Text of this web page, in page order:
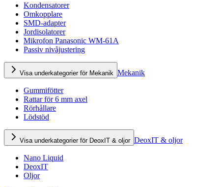
Kondensatorer
Omkopplare
SMD-adapter
Jordisolatorer
Mikrofon Panasonic WM-61A
Passiv nivåjustering
Visa underkategorier för Mekanik Mekanik
Gummifötter
Rattar för 6 mm axel
Rörhållare
Lödstöd
Visa underkategorier för DeoxIT & oljor DeoxIT & oljor
Nano Liquid
DeoxIT
Oljor